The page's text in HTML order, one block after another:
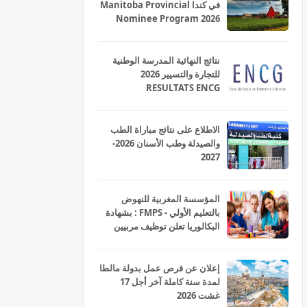
في كندا Manitoba Provincial
Nominee Program 2026
نتائج النهائية المدرسة الوطنية
للتجارة والتسيير 2026
RESULTATS ENCG
الاطلاع على نتائج مباراة الطب
والصيدلة وطب الأسنان 2026-
2027
المؤسسة المغربية للنهوض
بالتعليم الأولي - FMPS : بشهادة
البكالوريا تعلن توظيف مربيين
إعلان عن فرص عمل بدولة مالطا
لمدة سنة كاملة آخر أجل 17
غشت 2026